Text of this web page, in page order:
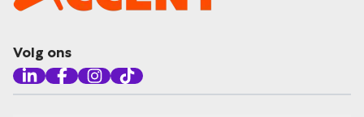
Volg ons